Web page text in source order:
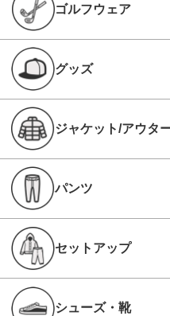
ゴルフウェア
グッズ
ジャケット/アウタ
パンツ
セットアップ
シューズ・靴